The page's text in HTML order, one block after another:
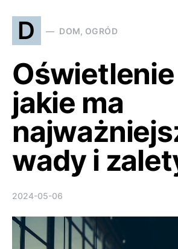
D DOM, OGRÓD
Oświetlenie
jakie ma
wady i
2024-05-06